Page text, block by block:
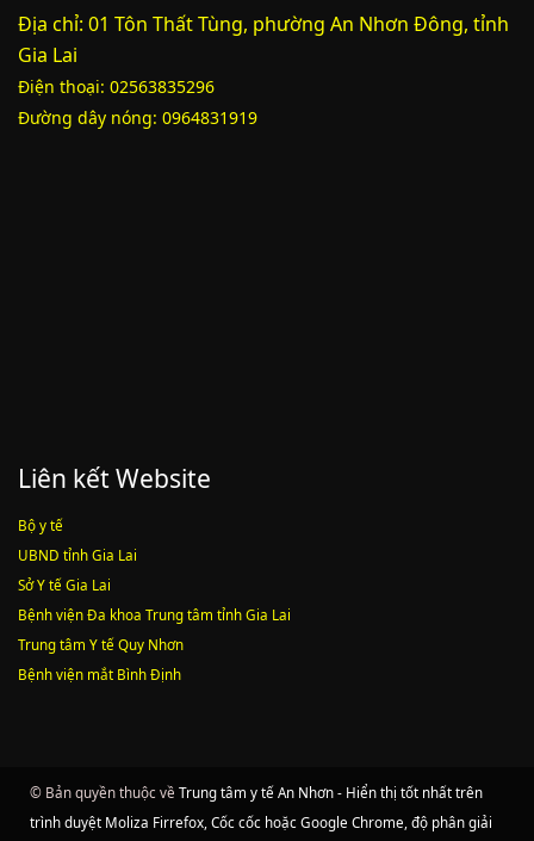
Lượt xem:1999 | lượt tải:1060
PL3-2164/UBND
Phụ lục 3 - Kèm theo quyết định số 2164
Địa chỉ: 01 Tôn Thất Tùng, phường An Nhơn Đông, tỉnh
Gia Lai
Điện thoại: 02563835296
Đường dây nóng: 0964831919
Liên kết Website
Bộ y tế
UBND tỉnh Gia Lai
Sở Y tế Gia Lai
Bệnh viện Đa khoa Trung tâm tỉnh Gia Lai
Trung tâm Y tế Quy Nhơn
Bệnh viện mắt Bình Định
© Bản quyền thuộc về Trung tâm y tế An Nhơn - Hiển thị tốt nhất trên
trình duyệt Moliza Firrefox, Cốc cốc hoặc Google Chrome, độ phân giải